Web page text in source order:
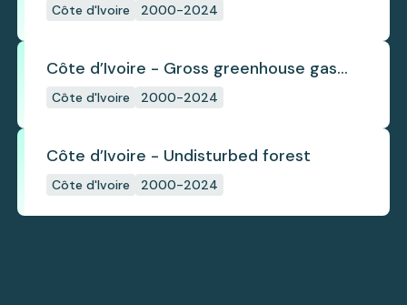
Côte d'Ivoire 2000-2024
Côte d’Ivoire - Gross greenhouse gas
emissions from deforestation
Côte d'Ivoire 2000-2024
Côte d’Ivoire - Undisturbed forest
Côte d'Ivoire 2000-2024